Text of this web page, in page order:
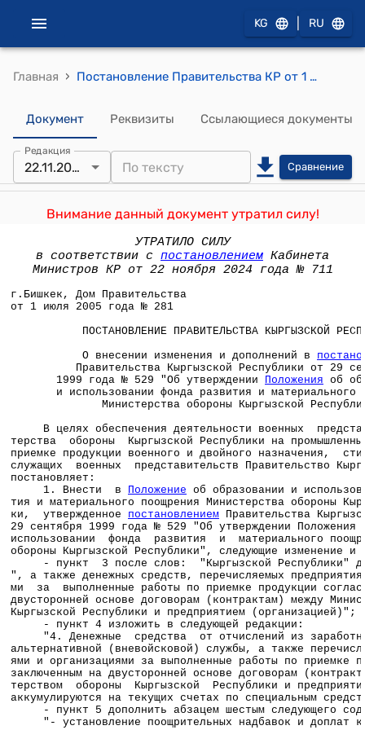
KG RU
Главная › Постановление Правительства КР от 1 июля 2005 года № 281 " О внесении изменения и дополнений в постановление Правительства Кыргызской Республики от 29 сентября 1999 года № 529 "Об утверждении Положения об образовании и использовании фонда развития и материального поощрения Министерства обороны Кыргызской Республики"
Документ Реквизиты Ссылающиеся документы
Редакция
22.11.2024 Сравнение
Внимание данный документ утратил силу!